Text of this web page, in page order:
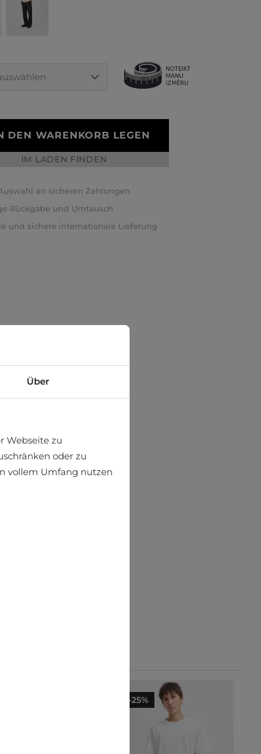
DEN WARENKORB LEGEN
IM LADEN FINDEN
an sicheren Zahlungen
Rückgabe und Umtausch
und sichere internationale Lieferung
-25%
Über
Webseite zu
oder zu
vollem Umfang nutzen